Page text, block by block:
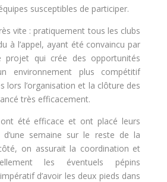
susceptibles de participer.
vite : pratiquement tous les clubs
à l’appel, ayant été convaincu par
projet qui crée des opportunités
environnement plus compétitif
lors l’organisation et la clôture des
très efficacement.
ont été efficace et ont placé leurs
semaine sur le reste de la
on assurait la coordination et
les éventuels pépins
d’avoir les deux pieds dans